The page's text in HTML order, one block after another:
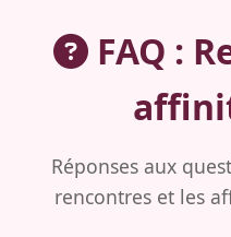
FAQ :
Réponses aux
rencontres et les